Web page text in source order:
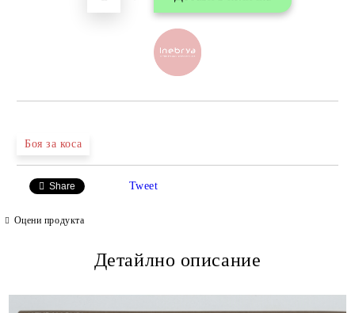
Боя за коса
Share Tweet
Оцени продукта
Детайлно описание